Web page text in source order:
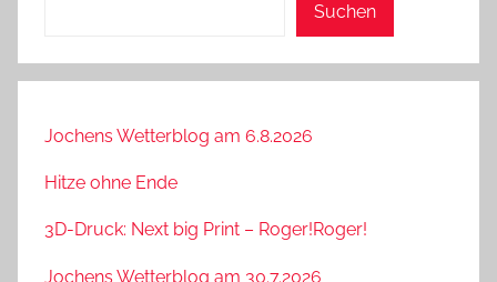
Suchen
Jochens Wetterblog am 6.8.2026
Hitze ohne Ende
3D-Druck: Next big Print – Roger!Roger!
Jochens Wetterblog am 30.7.2026